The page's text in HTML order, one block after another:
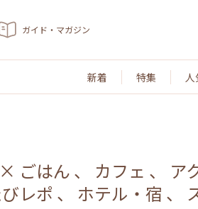
ガイド・マガジン
新着 特集
× ごはん 、 カフェ 、 ア
レポ 、 ホテル・宿 、